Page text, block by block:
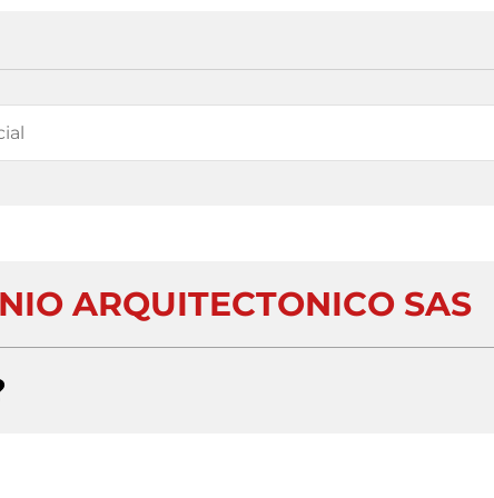
ARQUITECTONICO SAS